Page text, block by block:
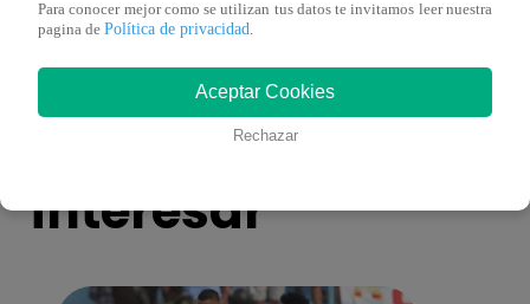
También te puede
interesar
Para conocer mejor como se utilizan tus datos te invitamos leer nuestra
pagina de Política de privacidad.
Aceptar Cookies
Rechazar